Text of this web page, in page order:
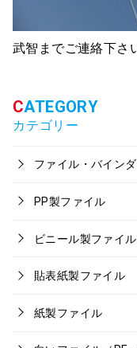
武智までご連絡下さ
カテゴリー
ファイル・バイン
PP製ファイル
ビニール製ファイル
貼表紙製ファイル
紙製ファイル